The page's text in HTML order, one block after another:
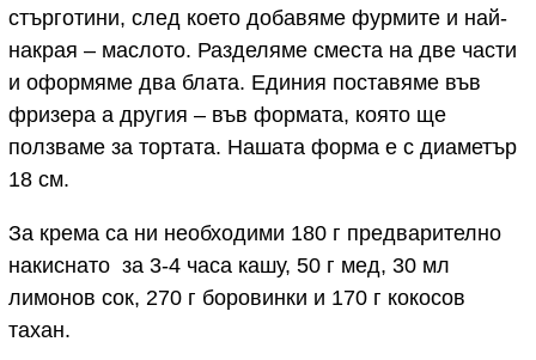
стърготини, след което добавяме фурмите и най-
накрая – маслото. Разделяме сместа на две части
и оформяме два блата. Единия поставяме във
фризера а другия – във формата, която ще
ползваме за тортата. Нашата форма е с диаметър
18 см.
За крема са ни необходими 180 г предварително
накиснато за 3-4 часа кашу, 50 г мед, 30 мл
лимонов сок, 270 г боровинки и 170 г кокосов
тахан.